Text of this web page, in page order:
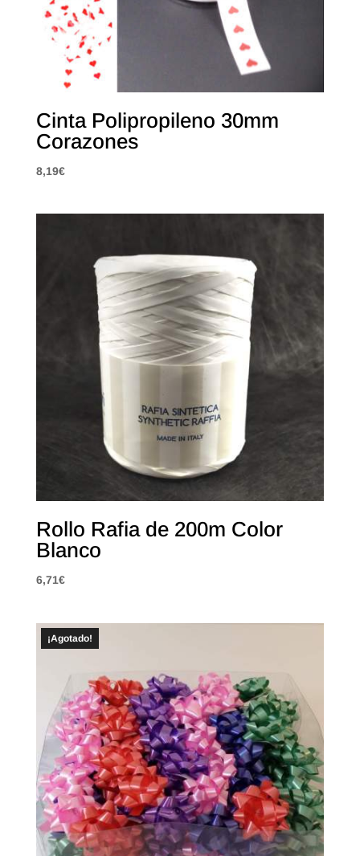
Cinta Polipropileno 30mm
Corazones
8,19€
Rollo Rafia de 200m Color
Blanco
6,71€
¡Agotado!